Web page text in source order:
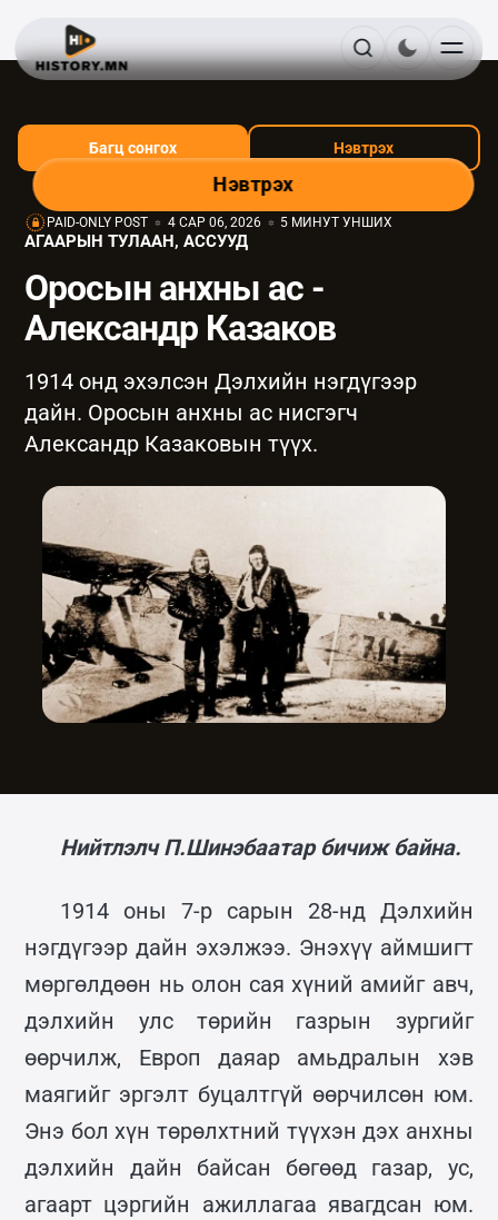
Нэвтрэх
Багц сонгох Нэвтрэх
PAID-ONLY POST 4 САР 06, 2026 5 МИНУТ УНШИХ
АГААРЫН ТУЛААН, АССУУД
Оросын анхны ас -
Александр Казаков
1914 онд эхэлсэн Дэлхийн нэгдүгээр
дайн. Оросын анхны ас нисгэгч
Александр Казаковын түүх.
Нийтлэлч П.Шинэбаатар бичиж байна.
1914 оны 7-р сарын 28-нд Дэлхийн
нэгдүгээр дайн эхэлжээ. Энэхүү аймшигт
мөргөлдөөн нь олон сая хүний амийг авч,
дэлхийн улс төрийн газрын зургийг
өөрчилж, Европ даяар амьдралын хэв
маягийг эргэлт буцалтгүй өөрчилсөн юм.
Энэ бол хүн төрөлхтний түүхэн дэх анхны
дэлхийн дайн байсан бөгөөд газар, ус,
агаарт цэргийн ажиллагаа явагдсан юм.